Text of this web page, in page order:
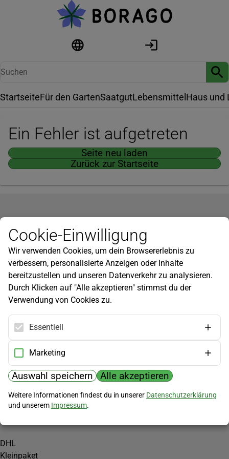
StartseiteFür den GartenSaatgutLebensmittel Haus und
Ein Fehler ist aufgetreten
Seite neu laden
Zurück zur Startseite
Newsletter
Infos zu neuen Produkten, Gartentipps und mehr findest du in
unserem Newsletter!
Jetzt anmelden
Hilfe
Kundenservice
Widerrufsbelehrung
Versandkosten
Zahlungsmöglichkeiten
PayPal
Vorkasse
Versand
DHL
Kleinpaket
Cookie-Einwilligung
Wir verwenden Cookies, um dein Browsererlebnis zu
verbessern, personalisierte Anzeigen oder Inhalte
bereitzustellen und unseren Datenverkehr zu analysieren.
Durch Klicken auf "Alle akzeptieren" stimmst du der
Verwendung von Cookies zu.
Essentiell
Marketing
Auswahl speichern Alle akzeptieren
Weitere Informationen findest du in unserer Datenschutzerklärung
und unserem Impressum.